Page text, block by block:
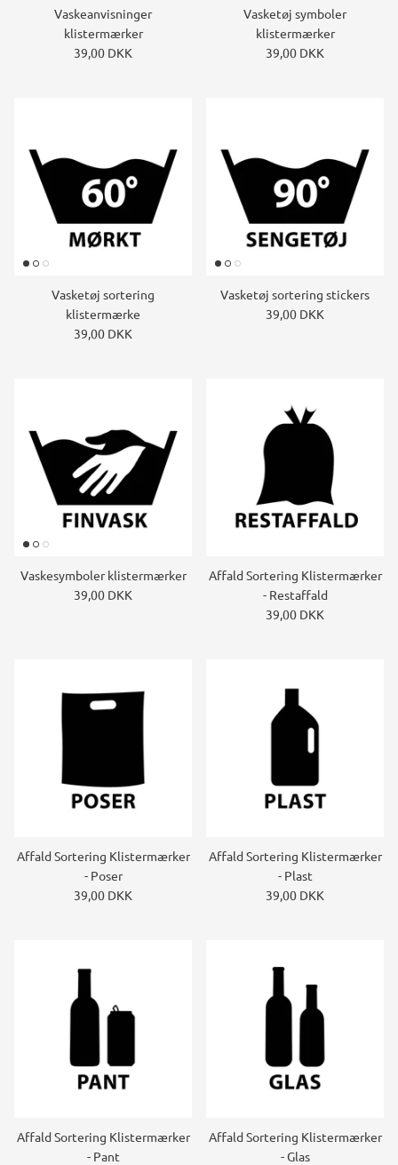
Vaskeanvisninger
klistermærker
39,00 DKK
Vasketøj symboler
klistermærker
39,00 DKK
Vasketøj sortering
klistermærke
39,00 DKK
Vasketøj sortering stickers
39,00 DKK
Vaskesymboler klistermærker
39,00 DKK
Affald Sortering Klistermærker
- Restaffald
39,00 DKK
Affald Sortering Klistermærker
- Poser
39,00 DKK
Affald Sortering Klistermærker
- Plast
39,00 DKK
Affald Sortering Klistermærker
- Pant
Affald Sortering Klistermærker
- Glas